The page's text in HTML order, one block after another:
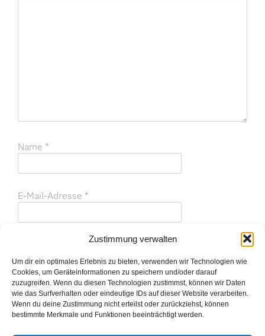
Zustimmung verwalten
Um dir ein optimales Erlebnis zu bieten, verwenden wir Technologien wie
Cookies, um Geräteinformationen zu speichern und/oder darauf
zuzugreifen. Wenn du diesen Technologien zustimmst, können wir Daten
wie das Surfverhalten oder eindeutige IDs auf dieser Website verarbeiten.
Wenn du deine Zustimmung nicht erteilst oder zurückziehst, können
bestimmte Merkmale und Funktionen beeinträchtigt werden.
Name *
E-Mail-Adresse *
Name, E-Mail-Adresse und Website in diesem
Browser für meinen nächsten Kommentar speichern.